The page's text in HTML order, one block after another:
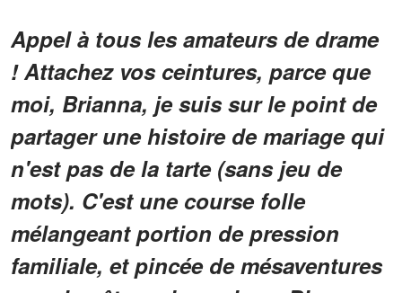
Appel à tous les amateurs de drame
! Attachez vos ceintures, parce que
moi, Brianna, je suis sur le point de
partager une histoire de mariage qui
n'est pas de la tarte (sans jeu de
mots). C'est une course folle
mélangeant portion de pression
familiale, et pincée de mésaventures